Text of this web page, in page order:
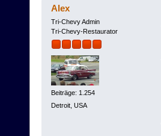
Alex
Tri-Chevy Admin
Tri-Chevy-Restaurator
Beiträge: 1.254
Detroit, USA